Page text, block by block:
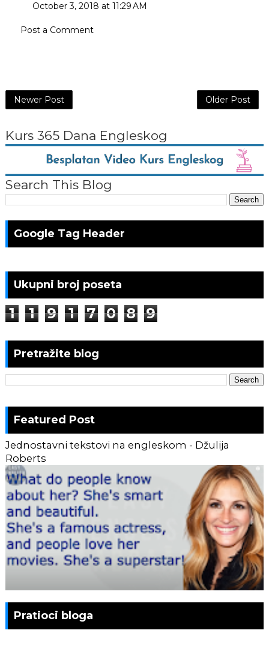
October 3, 2018 at 11:29 AM
Post a Comment
Newer Post Older Post
Kurs 365 Dana Engleskog
Search This Blog
Google Tag Header
Ukupni broj poseta
1 1 9 1 7 0 8 9
Pretražite blog
Featured Post
Jednostavni tekstovi na engleskom - Džulija
Roberts
Pratioci bloga